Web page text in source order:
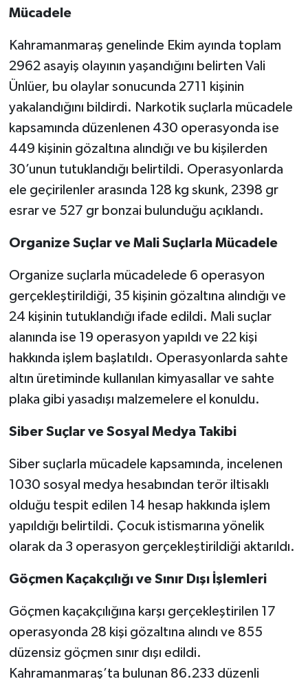
Mücadele
Kahramanmaraş genelinde Ekim ayında toplam
2962 asayiş olayının yaşandığını belirten Vali
Ünlüer, bu olaylar sonucunda 2711 kişinin
yakalandığını bildirdi. Narkotik suçlarla mücadele
kapsamında düzenlenen 430 operasyonda ise
449 kişinin gözaltına alındığı ve bu kişilerden
30’unun tutuklandığı belirtildi. Operasyonlarda
ele geçirilenler arasında 128 kg skunk, 2398 gr
esrar ve 527 gr bonzai bulunduğu açıklandı.
Organize Suçlar ve Mali Suçlarla Mücadele
Organize suçlarla mücadelede 6 operasyon
gerçekleştirildiği, 35 kişinin gözaltına alındığı ve
24 kişinin tutuklandığı ifade edildi. Mali suçlar
alanında ise 19 operasyon yapıldı ve 22 kişi
hakkında işlem başlatıldı. Operasyonlarda sahte
altın üretiminde kullanılan kimyasallar ve sahte
plaka gibi yasadışı malzemelere el konuldu.
Siber Suçlar ve Sosyal Medya Takibi
Siber suçlarla mücadele kapsamında, incelenen
1030 sosyal medya hesabından terör iltisaklı
olduğu tespit edilen 14 hesap hakkında işlem
yapıldığı belirtildi. Çocuk istismarına yönelik
olarak da 3 operasyon gerçekleştirildiği aktarıldı.
Göçmen Kaçakçılığı ve Sınır Dışı İşlemleri
Göçmen kaçakçılığına karşı gerçekleştirilen 17
operasyonda 28 kişi gözaltına alındı ve 855
düzensiz göçmen sınır dışı edildi.
Kahramanmaraş’ta bulunan 86.233 düzenli
BİLİM TEKNOLOJİ
ASAYİŞ
SEÇİM 2015
BİLİM VE TEKNOLOJİ
YARIŞMALAR
TANITIM
HABERDE İNSAN